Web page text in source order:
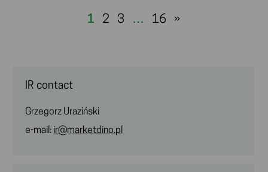
1 2 3 … 16 »
IR contact
Grzegorz Uraziński
e-mail: ir@marketdino.pl